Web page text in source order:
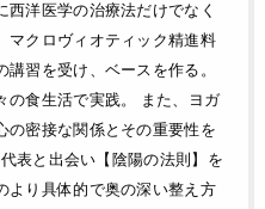
西洋医学の治療法だけでなく
マクロヴィオティック精進料
習を受け、ベースを作る。
の食生活で実践。 また、ヨガ
の密接な関係とその重要性を
表と出会い【陰陽の法則】を
より具体的で奥の深い整え方